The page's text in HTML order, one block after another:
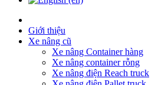
Giới thiệu
Xe nâng cũ
Xe nâng Container hàng
Xe nâng container rỗng
Xe nâng điện Reach truck